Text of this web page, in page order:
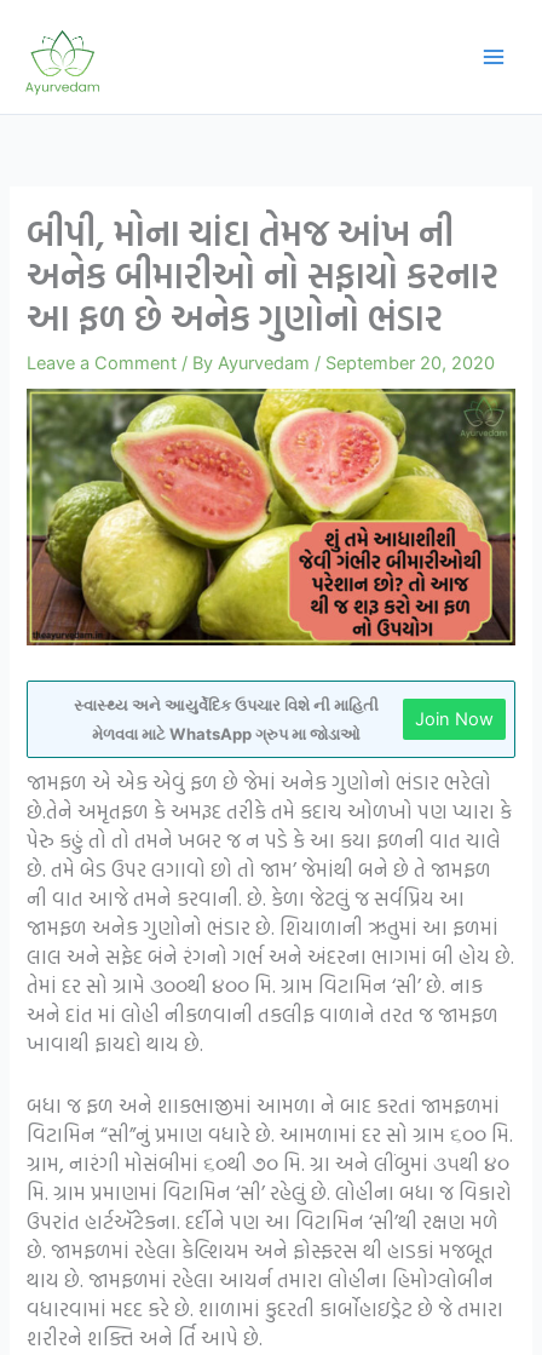
content
બીપી, મોના ચાંદા તેમજ આંખ ની
અનેક બીમારીઓ નો સફાયો કરનાર
આ ફળ છે અનેક ગુણોનો ભંડાર
Leave a Comment / ByAyurvedam / September 20, 2020
સ્વાસ્થ્ય અને આયુર્વેદિક ઉપચાર વિશે ની માહિતી
મેળવવા માટે WhatsApp ગ્રુપ મા જોડાઓ
Join Now
જામફળ એ એક એવું ફળ છે જેમાં અનેક ગુણોનો ભંડાર ભરેલો
છે.તેને અમૃતફળ કે અમરૂદ તરીકે તમે કદાચ ઓળખો પણ પ્યારા કે
પેરુ કહું તો તો તમને ખબર જ ન પડે કે આ કયા ફળની વાત ચાલે
છે. તમે બેડ ઉપર લગાવો છો તો જામ’ જેમાંથી બને છે તે જામફળ
ની વાત આજે તમને કરવાની. છે. કેળા જેટલું જ સર્વપ્રિય આ
જામફળ અનેક ગુણોનો ભંડાર છે. શિયાળાની ઋતુમાં આ ફળમાં
લાલ અને સફેદ બંને રંગનો ગર્ભ અને અંદરના ભાગમાં બી હોય છે.
તેમાં દર સો ગ્રામે ૩૦૦થી ૪૦૦ મિ. ગ્રામ વિટામિન ‘સી’ છે. નાક
અને દાંત માં લોહી નીકળવાની તકલીફ વાળાને તરત જ જામફળ
ખાવાથી ફાયદો થાય છે.
બધા જ ફળ અને શાકભાજીમાં આમળા ને બાદ કરતાં જામફળમાં
વિટામિન “સી”નું પ્રમાણ વધારે છે. આમળામાં દર સો ગ્રામ ૬૦૦ મિ.
ગ્રામ, નારંગી મોસંબીમાં ૬૦થી ૭૦ મિ. ગ્રા અને લીંબુમાં ૩૫થી ૪૦
મિ. ગ્રામ પ્રમાણમાં વિટામિન ‘સી’ રહેલું છે. લોહીના બધા જ વિકારો
ઉપરાંત હાર્ટઍટેકના. દર્દીને પણ આ વિટામિન ‘સી’થી રક્ષણ મળે
છે. જામફળમાં રહેલા કેલ્શિયમ અને ફોસ્ફરસ થી હાડકાં મજબૂત
થાય છે. જામફળમાં રહેલા આયર્ન તમારા લોહીના હિમોગ્લોબીન
વધારવામાં મદદ કરે છે. શાળામાં કુદરતી કાર્બોહાઇડ્રેટ છે જે તમારા
શરીરને શક્તિ અને ર્તિ આપે છે.